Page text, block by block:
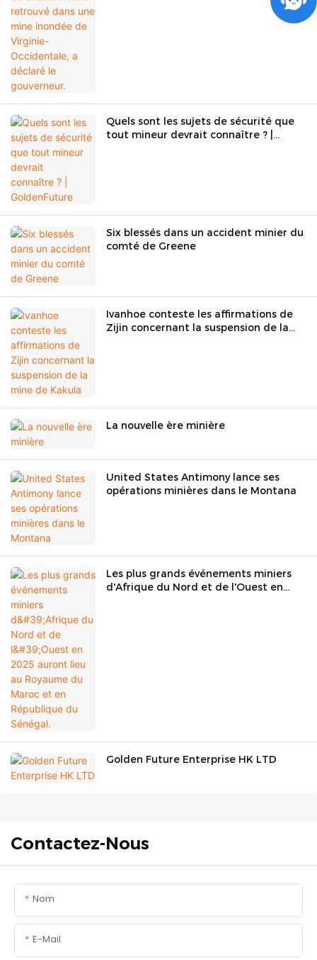
Quels sont les sujets de sécurité que
tout mineur devrait connaître ? |
Six blessés dans un accident minier du
comté de Greene
Ivanhoe conteste les affirmations de
Zijin concernant la suspension de la
La nouvelle ère minière
United States Antimony lance ses
opérations minières dans le Montana
Les plus grands événements miniers
d'Afrique du Nord et de l'Ouest en
Golden Future Enterprise HK LTD
Contactez-Nous
Nom
E-Mail